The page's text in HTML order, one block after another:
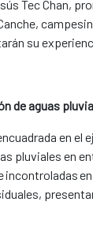
Tec Chan,
su
de aguas
en el
pluviales en